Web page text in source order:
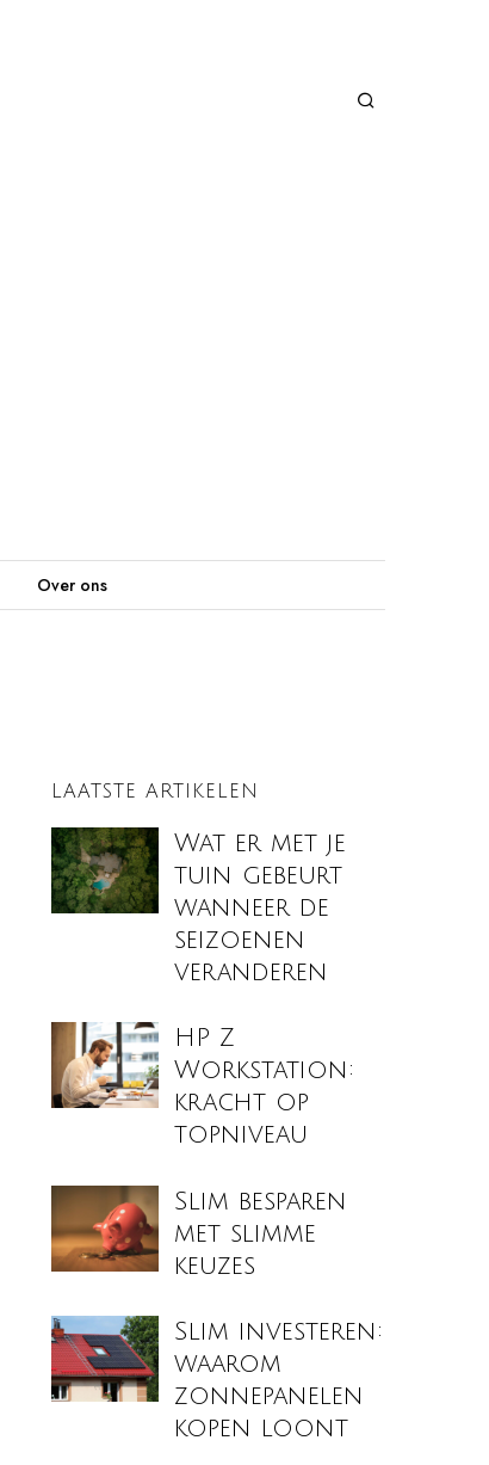
Over ons
LAATSTE ARTIKELEN
Wat er met je
tuin gebeurt
wanneer de
seizoenen
veranderen
HP Z
Workstation:
kracht op
topniveau
Slim besparen
met slimme
keuzes
Slim investeren:
waarom
zonnepanelen
kopen loont